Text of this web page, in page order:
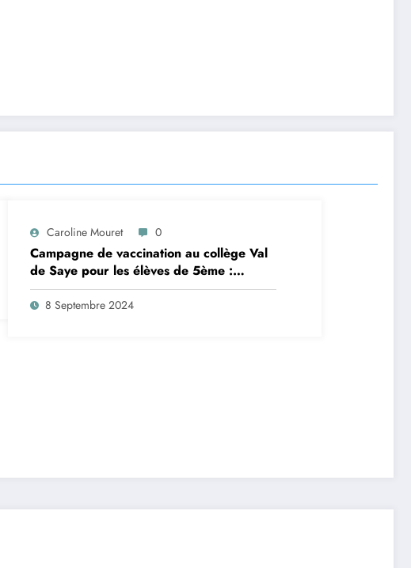
Caroline Mouret 0
Campagne de vaccination au collège Val
de Saye pour les élèves de 5ème :
inscription en ligne avant le 28
septembre 2024
8 Septembre 2024